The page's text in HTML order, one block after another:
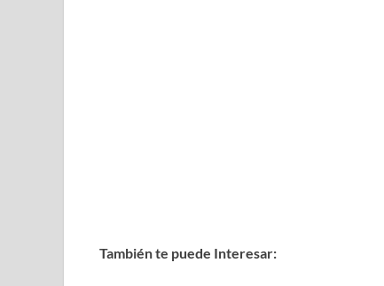
También te puede Interesar: